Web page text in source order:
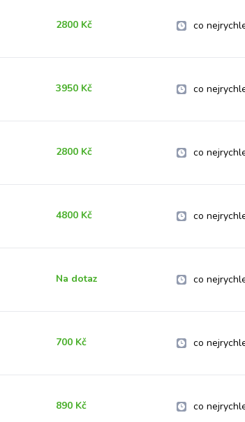
2800 Kč co
3950 Kč co
2800 Kč co
4800 Kč co
Na dotaz co
700 Kč co
890 Kč co